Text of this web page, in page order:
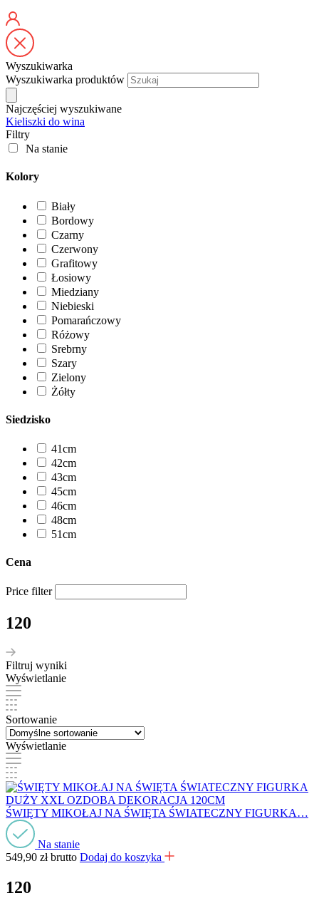
Wyszukiwarka
Wyszukiwarka produktów
Najczęściej wyszukiwane
Kieliszki do wina
Filtry
Na stanie
Kolory
Biały
Bordowy
Czarny
Czerwony
Grafitowy
Łosiowy
Miedziany
Niebieski
Pomarańczowy
Różowy
Srebrny
Szary
Zielony
Żółty
Siedzisko
41cm
42cm
43cm
45cm
46cm
48cm
51cm
Cena
Price filter
120
Filtruj wyniki
Wyświetlanie
Sortowanie
Wyświetlanie
ŚWIĘTY MIKOŁAJ NA ŚWIĘTA ŚWIATECZNY FIGURKA…
Na stanie
549,90 zł brutto Dodaj do koszyka
120